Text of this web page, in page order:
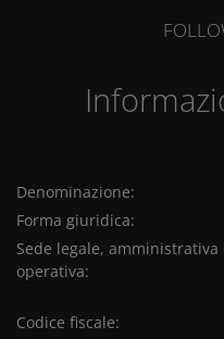
Denominazione:
Forma giuridica:
Sede legale, amministrativa
operativa:
Codice fiscale: